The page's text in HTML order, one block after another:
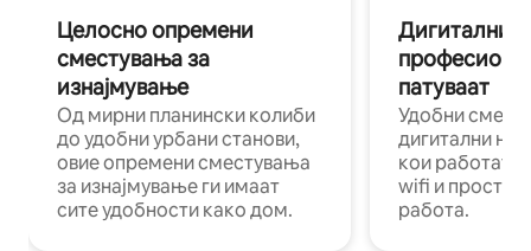
Целосно опремени
сместувања за
изнајмување
Од мирни планински колиби
до удобни урбани станови,
овие опремени сместувања
за изнајмување ги имаат
сите удобности како дом.
Дигитални
патуваат
Удобни
дигитални
кои работат
wifi и
работа.